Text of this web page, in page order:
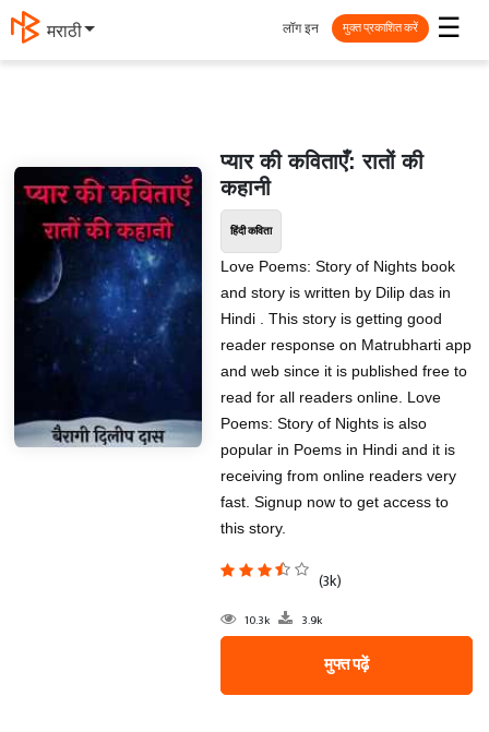
मराठी ☰
लॉग इन मुक्त प्रकाशित करें
प्यार की कविताएँ: रातों की
कहानी
हिंदी कविता
Love Poems: Story of Nights book
and story is written by Dilip das in
Hindi . This story is getting good
reader response on Matrubharti app
and web since it is published free to
read for all readers online. Love
Poems: Story of Nights is also
popular in Poems in Hindi and it is
receiving from online readers very
fast. Signup now to get access to
this story.
(3k)
10.3k 3.9k
मुफ्त पढ़ें